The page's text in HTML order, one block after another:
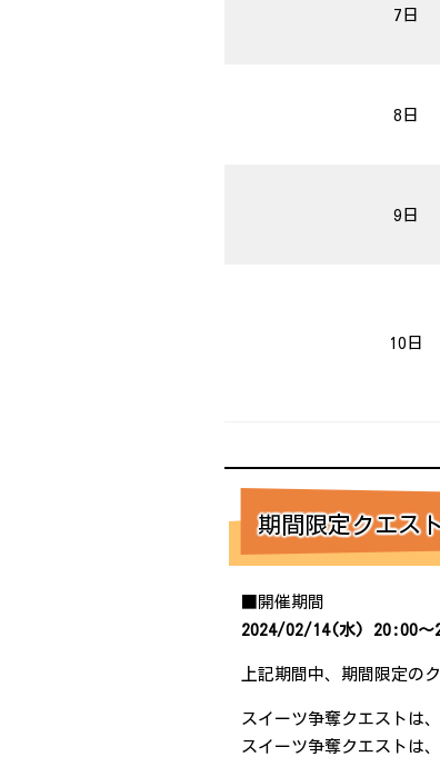
7日
8日
9日
10日
期間限定クエス
■開催期間
2024/02/14(水) 20:00
上記期間中、期間限定の
スイーツ争奪クエストは、
スイーツ争奪クエストは、